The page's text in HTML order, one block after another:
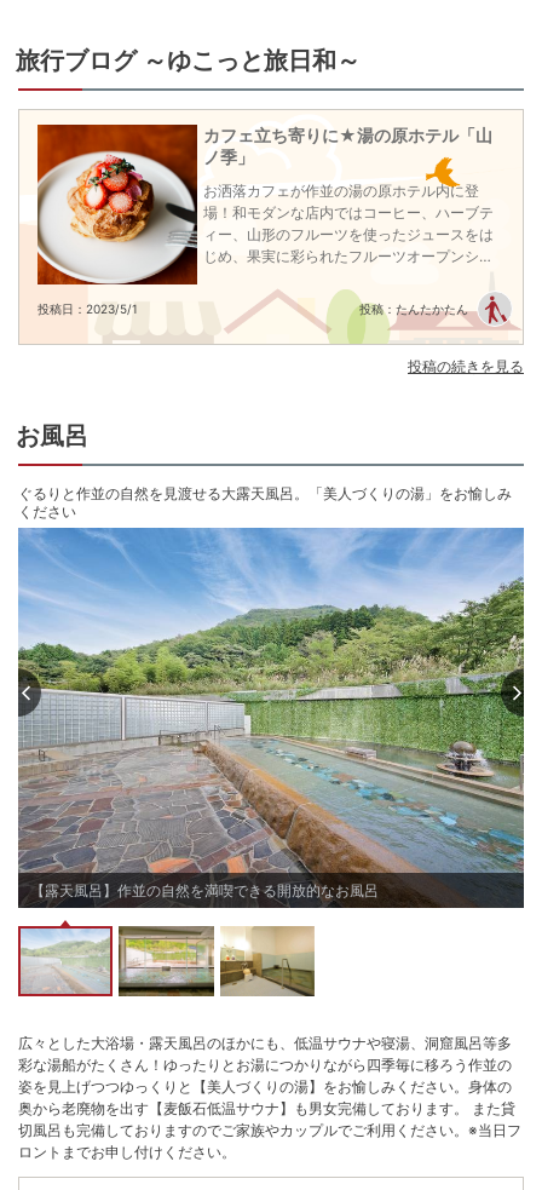
そのほか、仙台名物「厚切り牛タン」や実演「天ぷら」など和洋中のメニュ
ーが食べ放題！
館内施設も充実しており、ボーリング場や卓球場･ゲームコーナー･カラオケ･
居酒屋･ラーメンコーナーなどが完備。楽しい時間をお過ごしください（※遊
戯施設使用料は別途有料）
お風呂はぐるりと作並の自然を見渡せる大露天風呂は「美人づくりの湯」と
しても有名です。また大浴場や低温サウナ、洞窟風呂等多彩な湯船がたくさ
んあります。身体の奥から老廃物を出す【麦飯石低温サウナ】も男女完備し
ております。
※全客室内Wi-Fi設置有
チェックイン15:00〜19:00
旅行ブログ ～ゆこっと旅日和～
カフェ立ち寄りに★湯の原ホテル「山
ノ季」
お洒落カフェが作並の湯の原ホテル内に登
場！和モダンな店内ではコーヒー、ハーブテ
ィー、山形のフルーツを使ったジュースをは
じめ、果実に彩られたフルーツオープンシュ
ドしたチキンカレーも味わえます。カフェだ
けで楽しめるので気軽に立ち寄りましょう！
投稿日：2023/5/1 投稿：たんたかたん
投稿の続きを見る
お風呂
ぐるりと作並の自然を見渡せる大露天風呂。「美人づくりの湯」をお愉しみ
ください
【露天風呂】作並の自然を満喫できる開放的なお風呂
広々とした大浴場・露天風呂のほかにも、低温サウナや寝湯、洞窟風呂等多
彩な湯船がたくさん！ゆったりとお湯につかりながら四季毎に移ろう作並の
姿を見上げつつゆっくりと【美人づくりの湯】をお愉しみください。身体の
奥から老廃物を出す【麦飯石低温サウナ】も男女完備しております。 また貸
切風呂も完備しておりますのでご家族やカップルでご利用ください。※当日フ
ロントまでお申し付けください。